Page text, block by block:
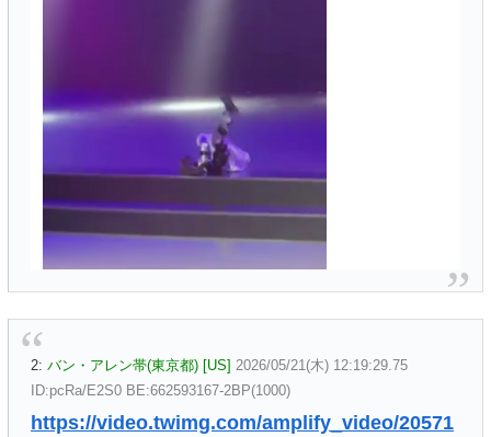
2: バン・アレン帯(東京都) [US] 2026/05/21(木) 12:19:29.75
ID:pcRa/E2S0 BE:662593167-2BP(1000)
https://video.twimg.com/amplify_video/20571